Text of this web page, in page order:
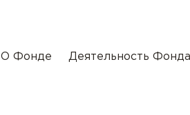
О Фонде Деятельность Фонда